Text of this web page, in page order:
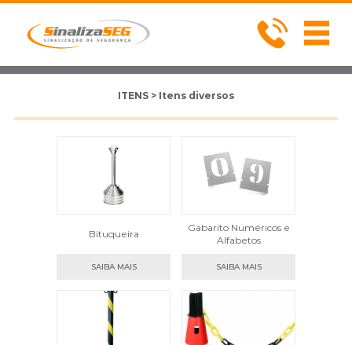
ITENS > Itens diversos
Bituqueira
SAIBA MAIS
Gabarito Numéricos e
Alfabetos
SAIBA MAIS